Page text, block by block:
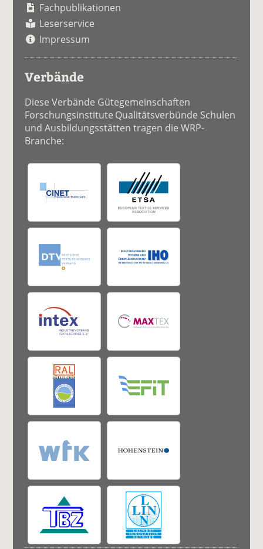
Fachpublikationen
Leserservice
Impressum
Verbände
Diese Verbände Gütegemeinschaften
Forschungsinstitute Qualitätsverbünde Schulen
und Ausbildungsstätten tragen die WRP-
Branche: